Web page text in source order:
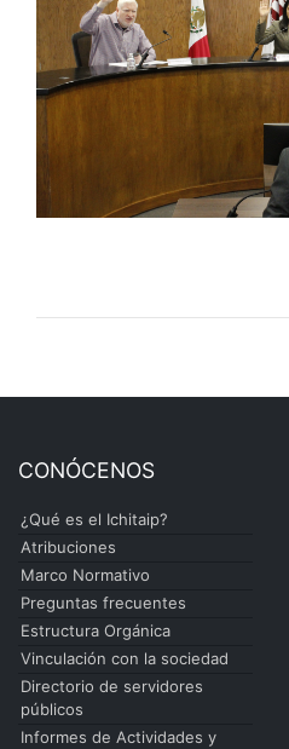
CONÓCENOS
¿Qué es el Ichitaip?
Atribuciones
Marco Normativo
Preguntas frecuentes
Estructura Orgánica
Vinculación con la sociedad
Directorio de servidores
públicos
Informes de Actividades y